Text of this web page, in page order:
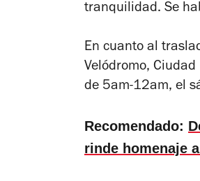
tranquilidad. Se
En cuanto al
Velódromo,
de 5am-12am, el
Recomendado:
rinde homenaje